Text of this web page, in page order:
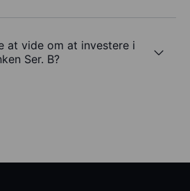
at vide om at investere i
Ser. B?